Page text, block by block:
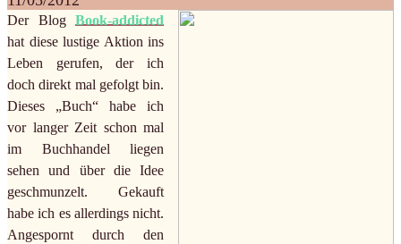
Der Blog Book-addicted
hat diese lustige Aktion ins
Leben gerufen, der ich
doch direkt mal gefolgt bin.
Dieses „Buch“ habe ich
vor langer Zeit schon mal
im Buchhandel liegen
sehen und über die Idee
geschmunzelt. Gekauft
habe ich es allerdings nicht.
Angespornt durch den